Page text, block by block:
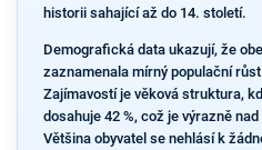
historii sahající až do 14. století.
Demografická data ukazují, že
zaznamenala mírný populační
Zajímavostí je věková struktura,
dosahuje 42 %, což je výrazně
Většina obyvatel se nehlásí k